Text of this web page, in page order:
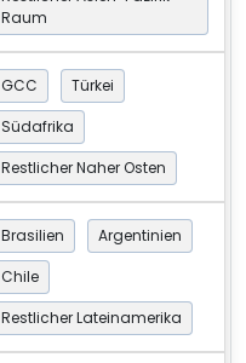
Raum
GCC
Türkei
Südafrika
Restlicher Naher Osten
Brasilien
Argentinien
Chile
Restlicher Lateinamerika